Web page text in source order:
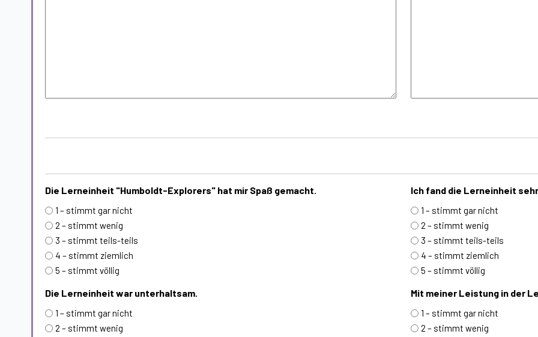
Die Lerneinheit "Humboldt-Explorers" hat mir Spaß gemacht.
1 – stimmt gar nicht
2 – stimmt wenig
3 – stimmt teils-teils
4 – stimmt ziemlich
5 – stimmt völlig
Ich fand die Lerneinheit
1 – stimmt gar nicht
2 – stimmt wenig
3 – stimmt teils-teils
4 – stimmt ziemlich
5 – stimmt völlig
Die Lerneinheit war unterhaltsam.
1 – stimmt gar nicht
2 – stimmt wenig
Mit meiner Leistung in der
1 – stimmt gar nicht
2 – stimmt wenig